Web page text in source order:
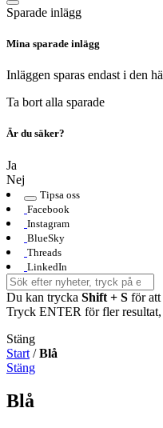
Sparade inlägg
Mina sparade inlägg
Inläggen sparas endast i den
Ta bort alla sparade
Är du säker?
Ja
Nej
Tipsa oss
Facebook
Instagram
BlueSky
Threads
LinkedIn
Du kan trycka Shift + S för att
Tryck ENTER för fler
Stäng
Start /Blå
Stäng
Blå